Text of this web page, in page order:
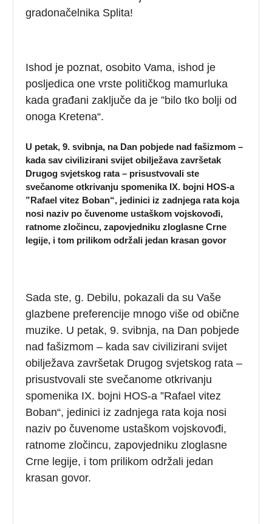
gradonačelnika Splita!
Ishod je poznat, osobito Vama, ishod je
posljedica one vrste političkog mamurluka
kada građani zaključe da je ”bilo tko bolji od
onoga Kretena“.
U petak, 9. svibnja, na Dan pobjede nad fašizmom –
kada sav civilizirani svijet obilježava završetak
Drugog svjetskog rata – prisustvovali ste
svečanome otkrivanju spomenika IX. bojni HOS-a
”Rafael vitez Boban“, jedinici iz zadnjega rata koja
nosi naziv po čuvenome ustaškom vojskovođi,
ratnome zločincu, zapovjedniku zloglasne Crne
legije, i tom prilikom održali jedan krasan govor
Sada ste, g. Debilu, pokazali da su Vaše
glazbene preferencije mnogo više od obične
muzike. U petak, 9. svibnja, na Dan pobjede
nad fašizmom – kada sav civilizirani svijet
obilježava završetak Drugog svjetskog rata –
prisustvovali ste svečanome otkrivanju
spomenika IX. bojni HOS-a ”Rafael vitez
Boban“, jedinici iz zadnjega rata koja nosi
naziv po čuvenome ustaškom vojskovođi,
ratnome zločincu, zapovjedniku zloglasne
Crne legije, i tom prilikom održali jedan
krasan govor.